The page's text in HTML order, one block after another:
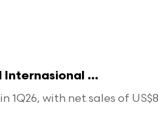
Internasional ...
with net sales of